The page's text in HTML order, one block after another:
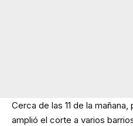
Cerca de las 11 de la
amplió el corte a varios